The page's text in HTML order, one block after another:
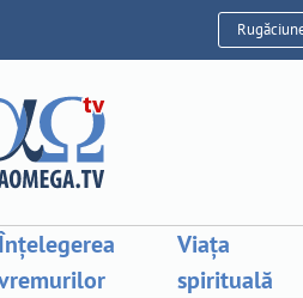
Viața
spirituală